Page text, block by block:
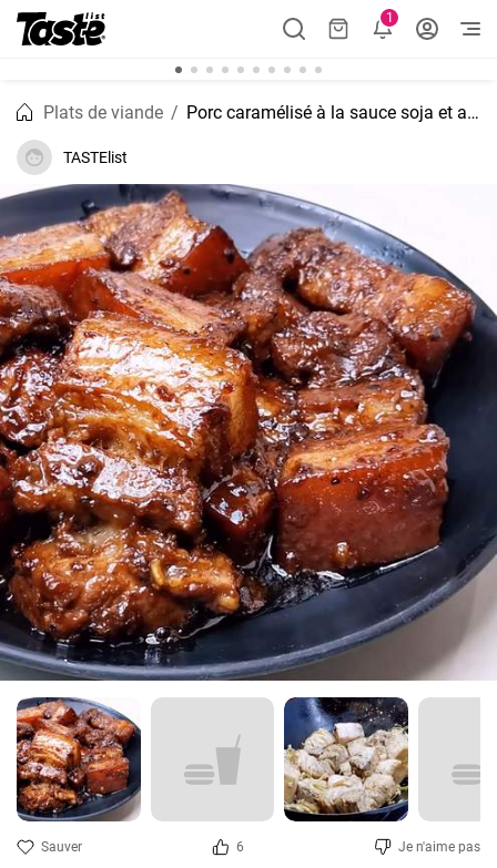
1
Plats de viande Porc caramélisé à la sauce soja et au miel : une explosion de saveurs !
TASTElist
Sauver 6 Je n'aime pas